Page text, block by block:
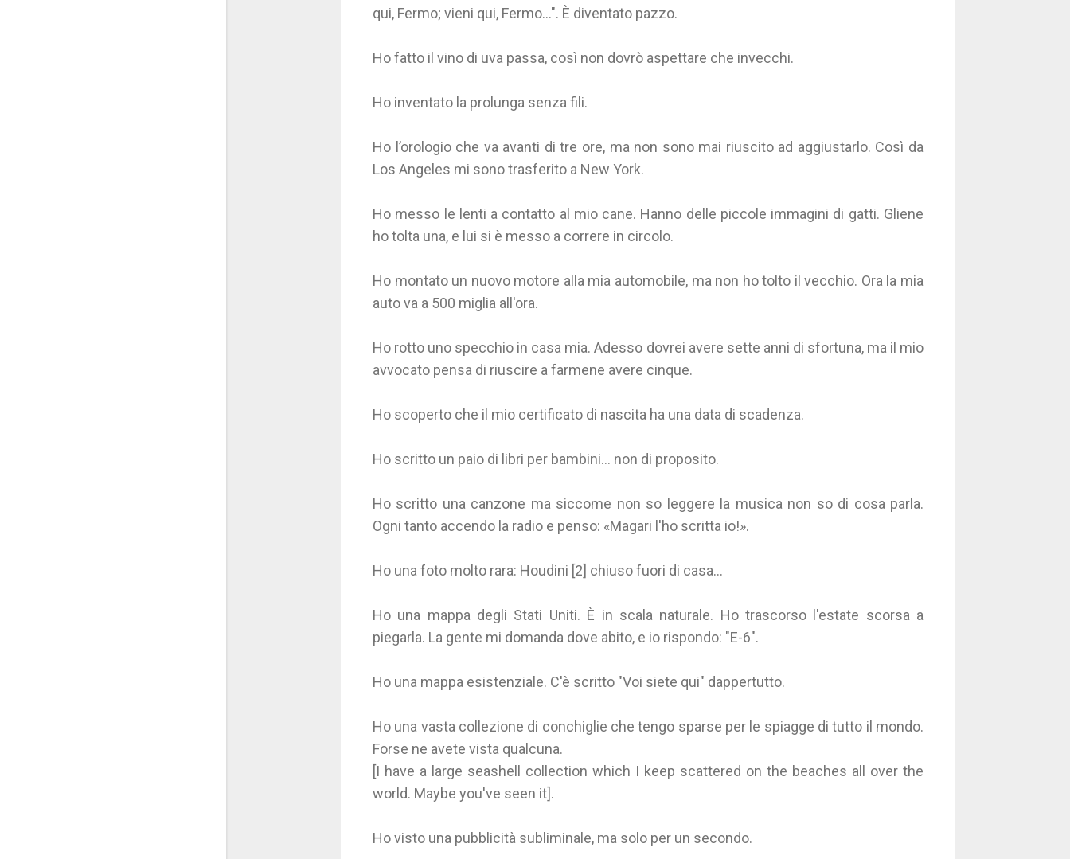
qui, Fermo; vieni qui, Fermo...". È diventato pazzo.
Ho fatto il vino di uva passa, così non dovrò aspettare che invecchi.
Ho inventato la prolunga senza fili.
Ho l’orologio che va avanti di tre ore, ma non sono mai riuscito ad aggiustarlo. Così da
Los Angeles mi sono trasferito a New York.
Ho messo le lenti a contatto al mio cane. Hanno delle piccole immagini di gatti. Gliene
ho tolta una, e lui si è messo a correre in circolo.
Ho montato un nuovo motore alla mia automobile, ma non ho tolto il vecchio. Ora la mia
auto va a 500 miglia all'ora.
Ho rotto uno specchio in casa mia. Adesso dovrei avere sette anni di sfortuna, ma il mio
avvocato pensa di riuscire a farmene avere cinque.
Ho scoperto che il mio certificato di nascita ha una data di scadenza.
Ho scritto un paio di libri per bambini... non di proposito.
Ho scritto una canzone ma siccome non so leggere la musica non so di cosa parla.
Ogni tanto accendo la radio e penso: «Magari l'ho scritta io!».
Ho una foto molto rara: Houdini [2] chiuso fuori di casa…
Ho una mappa degli Stati Uniti. È in scala naturale. Ho trascorso l'estate scorsa a
piegarla. La gente mi domanda dove abito, e io rispondo: "E-6".
Ho una mappa esistenziale. C'è scritto "Voi siete qui" dappertutto.
Ho una vasta collezione di conchiglie che tengo sparse per le spiagge di tutto il mondo.
Forse ne avete vista qualcuna.
[I have a large seashell collection which I keep scattered on the beaches all over the
world. Maybe you've seen it].
Ho visto una pubblicità subliminale, ma solo per un secondo.